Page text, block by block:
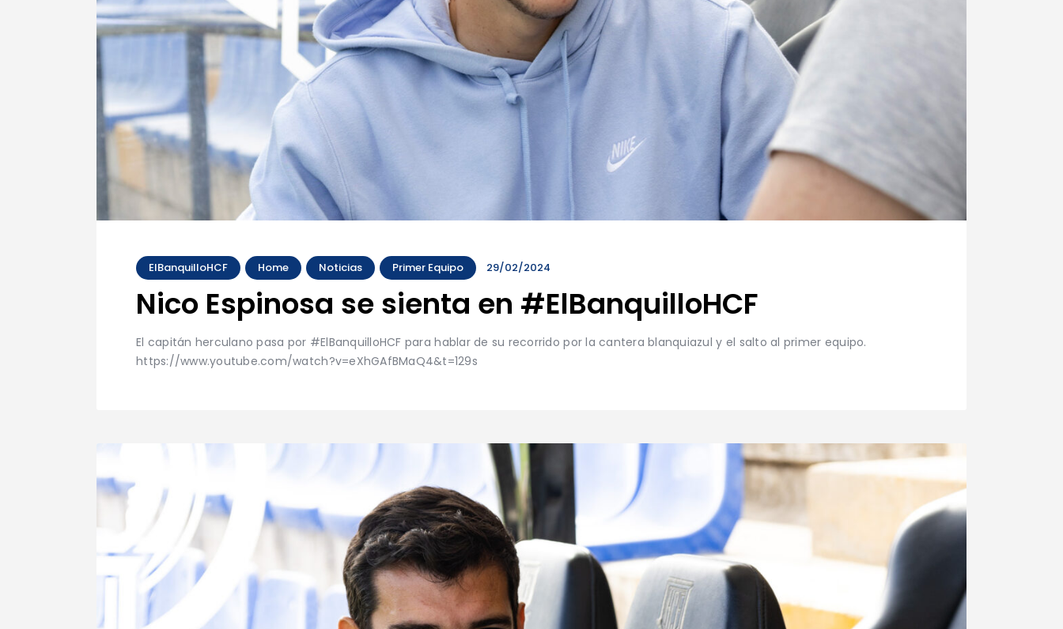
ElBanquilloHCF Home Noticias Primer Equipo 29/02/2024
Nico Espinosa se sienta en #ElBanquilloHCF
El capitán herculano pasa por #ElBanquilloHCF para hablar de su recorrido por la cantera blanquiazul y el salto al primer equipo.
https://www.youtube.com/watch?v=eXhGAfBMaQ4&t=129s